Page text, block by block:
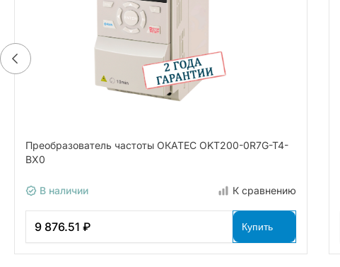
Преобразователь частоты ОКАТЕС OKT200-0R7G-T4-
BX0
В наличии К сравнению
9 876.51 ₽ Купить